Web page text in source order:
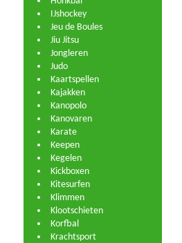
IJshockey
Jeu de Boules
Jiu Jitsu
Jongleren
Judo
Kaartspellen
Kajakken
Kanopolo
Kanovaren
Karate
Keepen
Kegelen
Kickboxen
Kitesurfen
Klimmen
Klootschieten
Korfbal
Krachtsport